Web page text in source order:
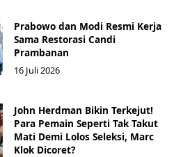
Prabowo dan Modi Resmi Kerja
Sama Restorasi Candi
Prambanan
16 Juli 2026
John Herdman Bikin Terkejut!
Para Pemain Seperti Tak Takut
Mati Demi Lolos Seleksi, Marc
Klok Dicoret?